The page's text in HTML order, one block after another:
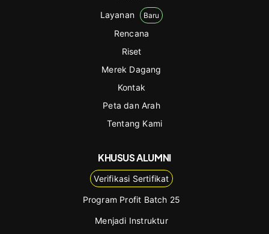
Layanan Baru
Rencana
Riset
Merek Dagang
Kontak
Peta dan Arah
Tentang Kami
KHUSUS ALUMNI
Verifikasi Sertifikat
Program Profit Batch 25
Menjadi Instruktur